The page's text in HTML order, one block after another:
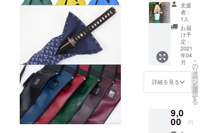
支援
者：
1人
お届
け予
定：
2021
年04
月
詳細を見る
こ
の
リ
タ
ー
ン
を
選
択
す
る
9,0
00 円